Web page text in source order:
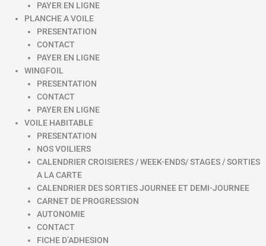
PAYER EN LIGNE
PLANCHE A VOILE
PRESENTATION
CONTACT
PAYER EN LIGNE
WINGFOIL
PRESENTATION
CONTACT
PAYER EN LIGNE
VOILE HABITABLE
PRESENTATION
NOS VOILIERS
CALENDRIER CROISIERES / WEEK-ENDS/ STAGES / SORTIES
A LA CARTE
CALENDRIER DES SORTIES JOURNEE ET DEMI-JOURNEE
CARNET DE PROGRESSION
AUTONOMIE
CONTACT
FICHE D’ADHESION